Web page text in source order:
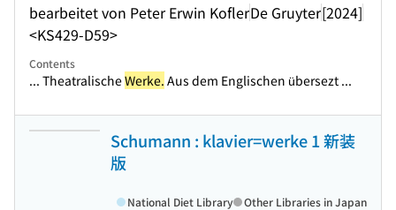
bearbeitet von Peter Erwin KoflerDe Gruyter[2024]
<KS429-D59>
Contents
... TheatralischeWerke. Aus dem Englischen übersezt ...
Schumann : klavier=werke 1 新装
版
National Diet Library Other Libraries in Japan